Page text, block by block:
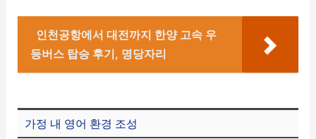
인천공항에서 대전까지 한양 고속 우
등버스 탑승 후기, 명당자리
가정 내 영어 환경 조성